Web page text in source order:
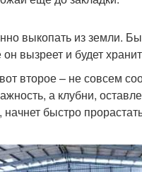
выкопать из земли.
вызреет и будет
второе – не совсем
а клубни,
быстро